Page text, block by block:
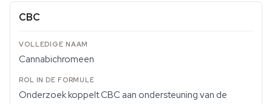
CBC
Cannabichromeen
Onderzoek koppelt CBC aan ondersteuning van de